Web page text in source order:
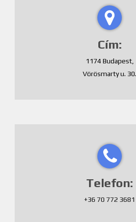
Cím:
1174 Budapest,
Vörösmarty u. 30.
Telefon:
+36 70 772 3681